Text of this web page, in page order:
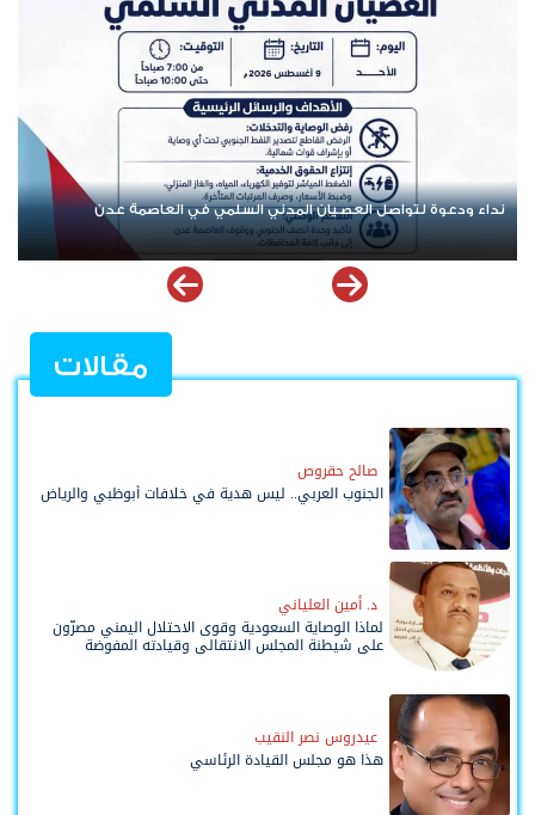
تنفيذية انتقالي العاصمة عدن تدعو الجماهير للمشاركة في الوقفة
التضامنية مع المعتقل البطل معين المقرحي
مقالات
صالح حقروص
الجنوب العربي.. ليس هدية في خلافات أبوظبي والرياض
د. أمين العلياني
لماذا الوصاية السعودية وقوى الاحتلال اليمني مصرّون
على شيطنة المجلس الانتقالي وقيادته المفوضة
وحواضنه الشعبية؟
عيدروس نصر النقيب
هذا هو مجلس القيادة الرئاسي